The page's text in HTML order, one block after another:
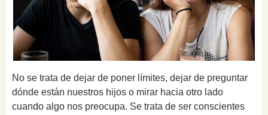
No se trata de dejar de poner límites, dejar de preguntar
dónde están nuestros hijos o mirar hacia otro lado
cuando algo nos preocupa. Se trata de ser conscientes